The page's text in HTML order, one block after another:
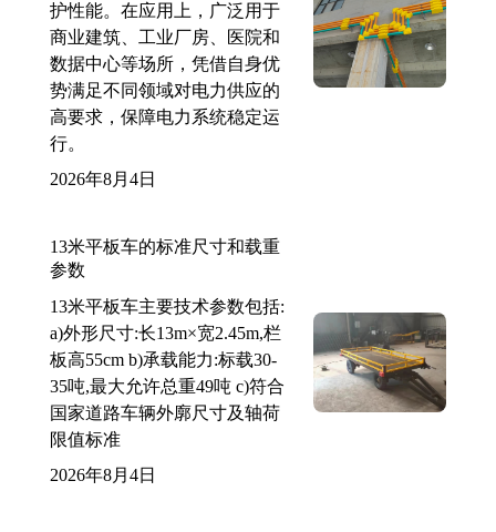
护性能。在应用上，广泛用于
商业建筑、工业厂房、医院和
数据中心等场所，凭借自身优
势满足不同领域对电力供应的
高要求，保障电力系统稳定运
行。
2026年8月4日
13米平板车的标准尺寸和载重
参数
13米平板车主要技术参数包括:
a)外形尺寸:长13m×宽2.45m,栏
板高55cm b)承载能力:标载30-
35吨,最大允许总重49吨 c)符合
国家道路车辆外廓尺寸及轴荷
限值标准
2026年8月4日